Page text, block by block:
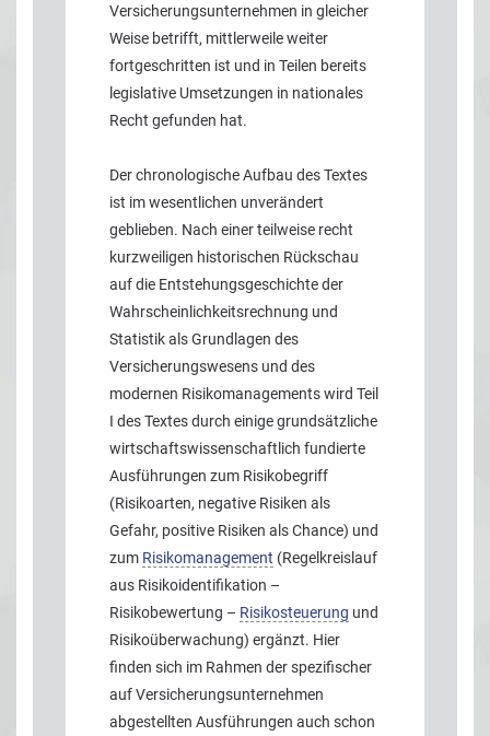
Versicherungsunternehmen in gleicher
Weise betrifft, mittlerweile weiter
fortgeschritten ist und in Teilen bereits
legislative Umsetzungen in nationales
Recht gefunden hat.
Der chronologische Aufbau des Textes
ist im wesentlichen unverändert
geblieben. Nach einer teilweise recht
kurzweiligen historischen Rückschau
auf die Entstehungsgeschichte der
Wahrscheinlichkeitsrechnung und
Statistik als Grundlagen des
Versicherungswesens und des
modernen Risikomanagements wird Teil
I des Textes durch einige grundsätzliche
wirtschaftswissenschaftlich fundierte
Ausführungen zum Risikobegriff
(Risikoarten, negative Risiken als
Gefahr, positive Risiken als Chance) und
zum Risikomanagement (Regelkreislauf
aus Risikoidentifikation –
Risikobewertung – Risikosteuerung und
Risikoüberwachung) ergänzt. Hier
finden sich im Rahmen der spezifischer
auf Versicherungsunternehmen
abgestellten Ausführungen auch schon